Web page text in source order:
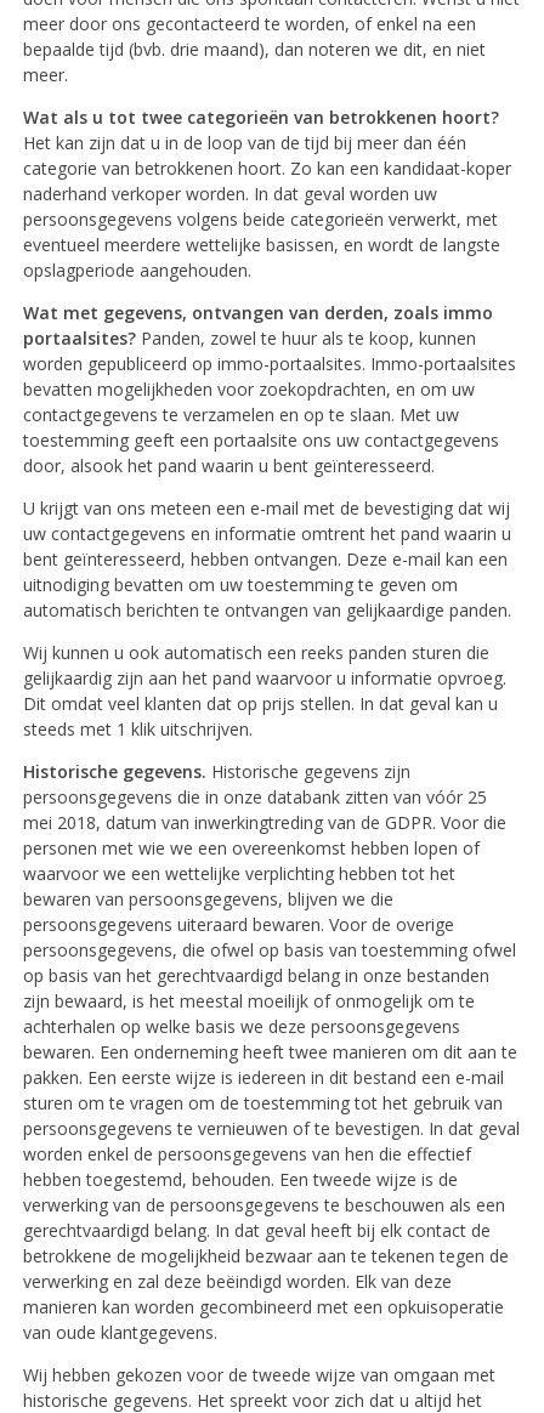
meer door ons gecontacteerd te worden, of enkel na een
bepaalde tijd (bvb. drie maand), dan noteren we dit, en niet
meer.
Wat als u tot twee categorieën van betrokkenen hoort?
Het kan zijn dat u in de loop van de tijd bij meer dan één
categorie van betrokkenen hoort. Zo kan een kandidaat-koper
naderhand verkoper worden. In dat geval worden uw
persoonsgegevens volgens beide categorieën verwerkt, met
eventueel meerdere wettelijke basissen, en wordt de langste
opslagperiode aangehouden.
Wat met gegevens, ontvangen van derden, zoals immo
portaalsites? Panden, zowel te huur als te koop, kunnen
worden gepubliceerd op immo-portaalsites. Immo-portaalsites
bevatten mogelijkheden voor zoekopdrachten, en om uw
contactgegevens te verzamelen en op te slaan. Met uw
toestemming geeft een portaalsite ons uw contactgegevens
door, alsook het pand waarin u bent geïnteresseerd.
U krijgt van ons meteen een e-mail met de bevestiging dat wij
uw contactgegevens en informatie omtrent het pand waarin u
bent geïnteresseerd, hebben ontvangen. Deze e-mail kan een
uitnodiging bevatten om uw toestemming te geven om
automatisch berichten te ontvangen van gelijkaardige panden.
Wij kunnen u ook automatisch een reeks panden sturen die
gelijkaardig zijn aan het pand waarvoor u informatie opvroeg.
Dit omdat veel klanten dat op prijs stellen. In dat geval kan u
steeds met 1 klik uitschrijven.
Historische gegevens. Historische gegevens zijn
persoonsgegevens die in onze databank zitten van vóór 25
mei 2018, datum van inwerkingtreding van de GDPR. Voor die
personen met wie we een overeenkomst hebben lopen of
waarvoor we een wettelijke verplichting hebben tot het
bewaren van persoonsgegevens, blijven we die
persoonsgegevens uiteraard bewaren. Voor de overige
persoonsgegevens, die ofwel op basis van toestemming ofwel
op basis van het gerechtvaardigd belang in onze bestanden
zijn bewaard, is het meestal moeilijk of onmogelijk om te
achterhalen op welke basis we deze persoonsgegevens
bewaren. Een onderneming heeft twee manieren om dit aan te
pakken. Een eerste wijze is iedereen in dit bestand een e-mail
sturen om te vragen om de toestemming tot het gebruik van
persoonsgegevens te vernieuwen of te bevestigen. In dat geval
worden enkel de persoonsgegevens van hen die effectief
hebben toegestemd, behouden. Een tweede wijze is de
verwerking van de persoonsgegevens te beschouwen als een
gerechtvaardigd belang. In dat geval heeft bij elk contact de
betrokkene de mogelijkheid bezwaar aan te tekenen tegen de
verwerking en zal deze beëindigd worden. Elk van deze
manieren kan worden gecombineerd met een opkuisoperatie
van oude klantgegevens.
Wij hebben gekozen voor de tweede wijze van omgaan met
historische gegevens. Het spreekt voor zich dat u altijd het